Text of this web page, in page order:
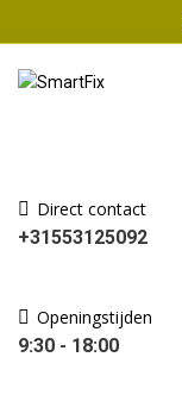
Direct contact
+31553125092
Openingstijden
9:30 - 18:00